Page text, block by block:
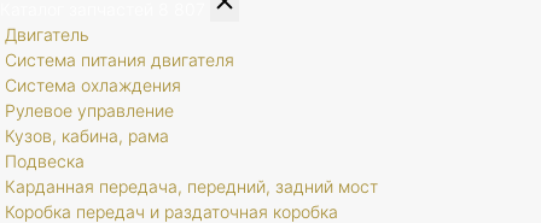
Двигатель
Система питания двигателя
Система охлаждения
Рулевое управление
Кузов, кабина, рама
Подвеска
Карданная передача, передний, задний мост
Коробка передач и раздаточная коробка